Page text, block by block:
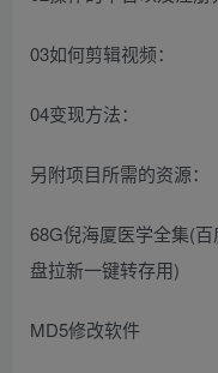
03如何剪辑视频：
04变现方法：
另附项目所需的资源：
68G倪海厦医学全集(
盘拉新一键转存用)
MD5修改软件